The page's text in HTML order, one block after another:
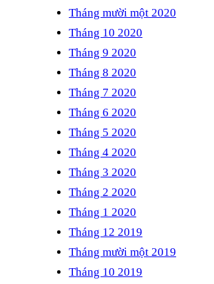
Tháng mười một 2020
Tháng 10 2020
Tháng 9 2020
Tháng 8 2020
Tháng 7 2020
Tháng 6 2020
Tháng 5 2020
Tháng 4 2020
Tháng 3 2020
Tháng 2 2020
Tháng 1 2020
Tháng 12 2019
Tháng mười một 2019
Tháng 10 2019